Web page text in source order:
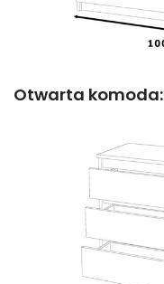
Otwarta komoda: